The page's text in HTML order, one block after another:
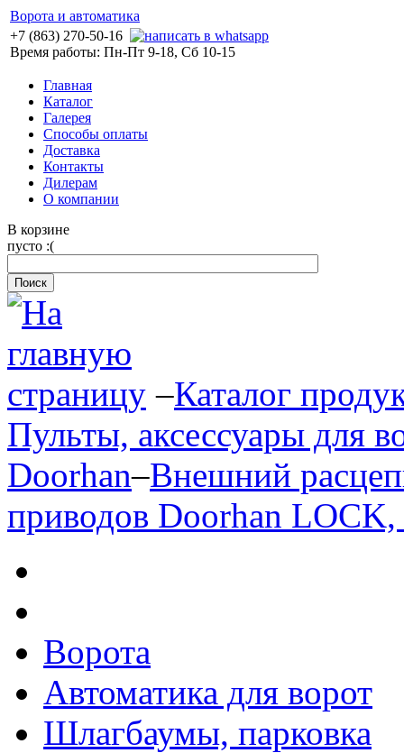
Ворота и автоматика
+7 (863) 270-50-16
Время работы: Пн-Пт 9-18, Сб 10-15
Главная
Каталог
Галерея
Способы оплаты
Доставка
Контакты
Дилерам
О компании
В корзине
пусто :(
–Каталог
Пульты, аксессуары для
Doorhan–Внешний
приводов Doorhan
Ворота
Автоматика для ворот
Шлагбаумы, парковка